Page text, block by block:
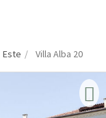
Este Villa Alba 20